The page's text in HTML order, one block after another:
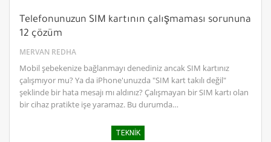
Telefonunuzun SIM kartının çalışmaması sorununa
12 çözüm
MERVAN REDHA
Mobil şebekenize bağlanmayı denediniz ancak SIM kartınız
çalışmıyor mu? Ya da iPhone'unuzda "SIM kart takılı değil"
şeklinde bir hata mesajı mı aldınız? Çalışmayan bir SIM kartı olan
bir cihaz pratikte işe yaramaz. Bu durumda…
TEKNIK